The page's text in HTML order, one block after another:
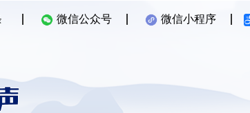
微信公众号 微信小程序